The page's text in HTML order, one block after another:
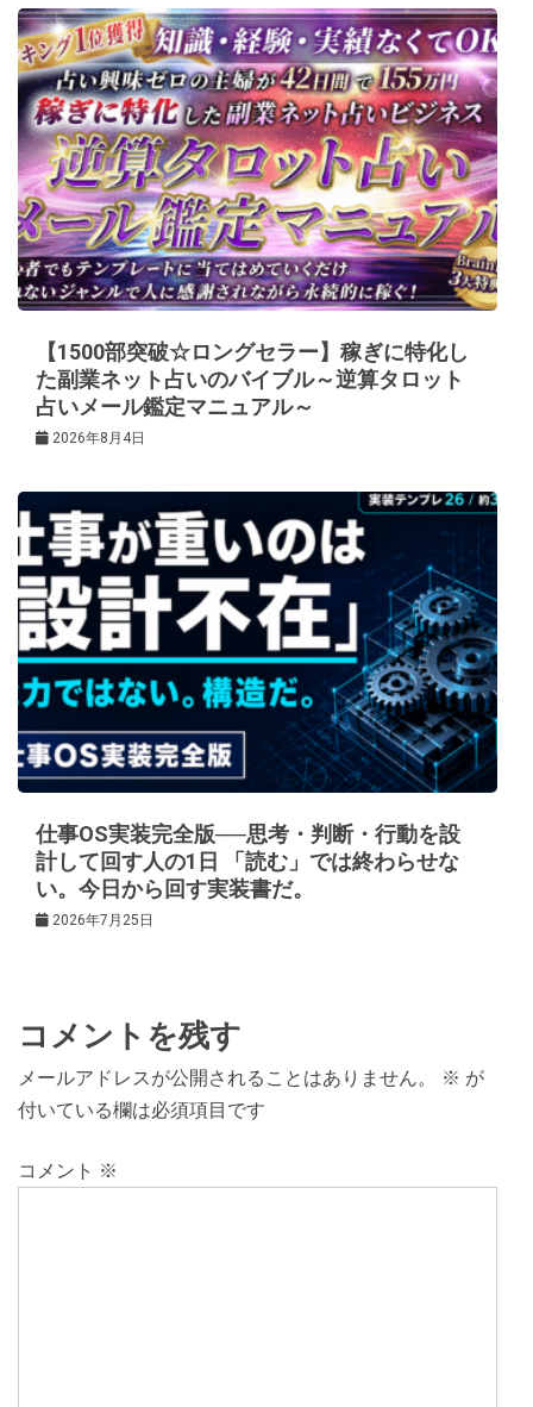
【1500部突破☆ロングセラー】稼ぎに特化し
た副業ネット占いのバイブル～逆算タロット
占いメール鑑定マニュアル～
2026年8月4日
仕事OS実装完全版──思考・判断・行動を設
計して回す人の1日 「読む」では終わらせな
い。今日から回す実装書だ。
2026年7月25日
コメントを残す
メールアドレスが公開されることはありません。 ※ が
付いている欄は必須項目です
コメント ※